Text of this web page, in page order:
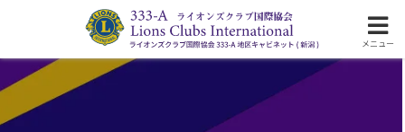
ライオンズクラブ国際協会333-A地区の活動
メニュー